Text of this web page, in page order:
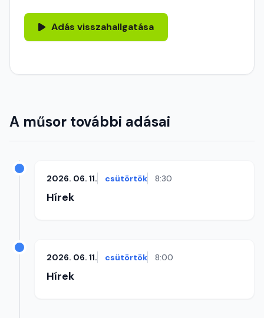
Adás visszahallgatása
A műsor további adásai
2026. 06. 11. csütörtök 8:30
Hírek
2026. 06. 11. csütörtök 8:00
Hírek